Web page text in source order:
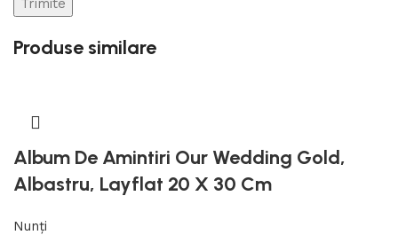
Produse similare
Album De Amintiri Our Wedding Gold,
Albastru, Layflat 20 X 30 Cm
Nunți